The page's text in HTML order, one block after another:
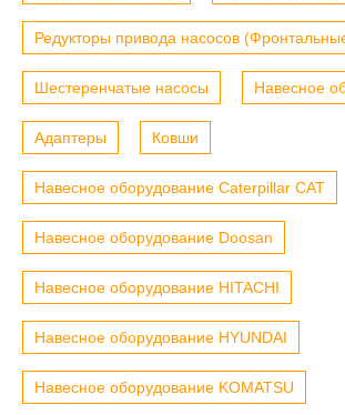
Редукторы привода насосов
Шестеренчатые насосы Навесное
Адаптеры Ковши
Навесное оборудование Caterpillar CAT
Навесное оборудование Doosan
Навесное оборудование HITACHI
Навесное оборудование HYUNDAI
Навесное оборудование KOMATSU